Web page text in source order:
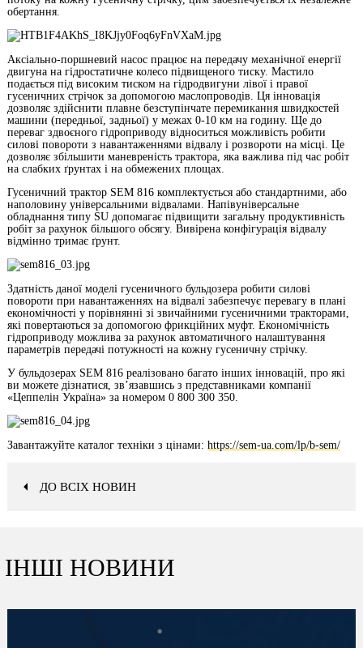
обертання.
Аксіально-поршневий насос працює на передачу механічної енергії
двигуна на гідростатичне колесо підвищеного тиску. Мастило
подається під високим тиском на гідродвигуни лівої і правої
гусеничних стрічок за допомогою маслопроводів. Ця інновація
дозволяє здійснити плавне безступінчате перемикання швидкостей
машини (передньої, задньої) у межах 0-10 км на годину. Ще до
переваг здвоєного гідроприводу відноситься можливість робити
силові повороти з навантаженнями відвалу і розвороти на місці. Це
дозволяє збільшити маневреність трактора, яка важлива під час робіт
на слабких ґрунтах і на обмежених площах.
Гусеничний трактор SEM 816 комплектується або стандартними, або
наполовину універсальними відвалами. Напівуніверсальне
обладнання типу SU допомагає підвищити загальну продуктивність
робіт за рахунок більшого обсягу. Вивірена конфігурація відвалу
відмінно тримає ґрунт.
Здатність даної моделі гусеничного бульдозера робити силові
повороти при навантаженнях на відвалі забезпечує перевагу в плані
економічності у порівнянні зі звичайними гусеничними тракторами,
які повертаються за допомогою фрикційних муфт. Економічність
гідроприводу можлива за рахунок автоматичного налаштування
параметрів передачі потужності на кожну гусеничну стрічку.
У бульдозерах SEM 816 реалізовано багато інших інновацій, про які
ви можете дізнатися, зв’язавшись з представниками компанії
«Цеппелін Україна» за номером 0 800 300 350.
Завантажуйте каталог техніки з цінами: https://sem-ua.com/lp/b-sem/
ДО ВСІХ НОВИН
ІНШІ НОВИНИ